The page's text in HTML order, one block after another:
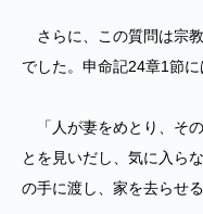
さらに、この質問は宗
でした。申命記24章1節に
「人が妻をめとり、そ
とを見いだし、気に入ら
の手に渡し、家を去らせる